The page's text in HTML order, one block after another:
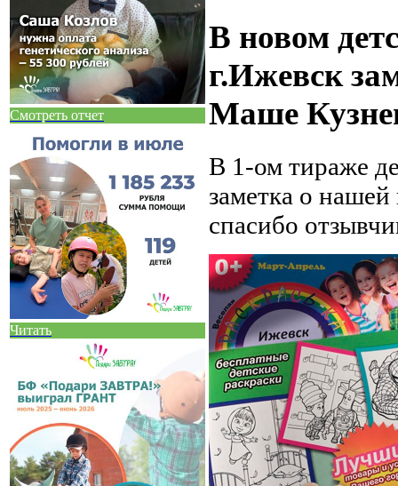
Смотреть отчет
Читать
В новом
г.Ижевск
Маше
В 1-ом тираже
заметка о
спасибо